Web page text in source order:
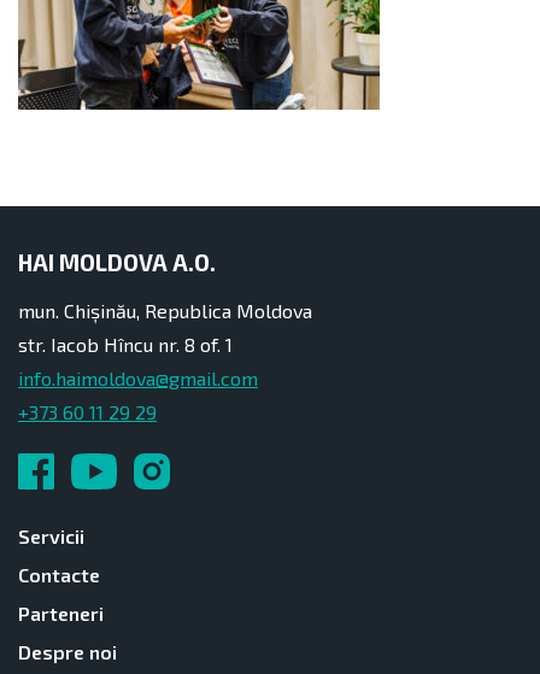
HAI MOLDOVA A.O.
mun. Chișinău, Republica Moldova
str. Iacob Hîncu nr. 8 of. 1
info.haimoldova@gmail.com
+373 60 11 29 29
Servicii
Contacte
Parteneri
Despre noi